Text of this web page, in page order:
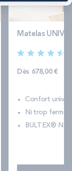
Matelas
Dès 678,00 €
Confort
Ni trop ferme,
BULTEX®